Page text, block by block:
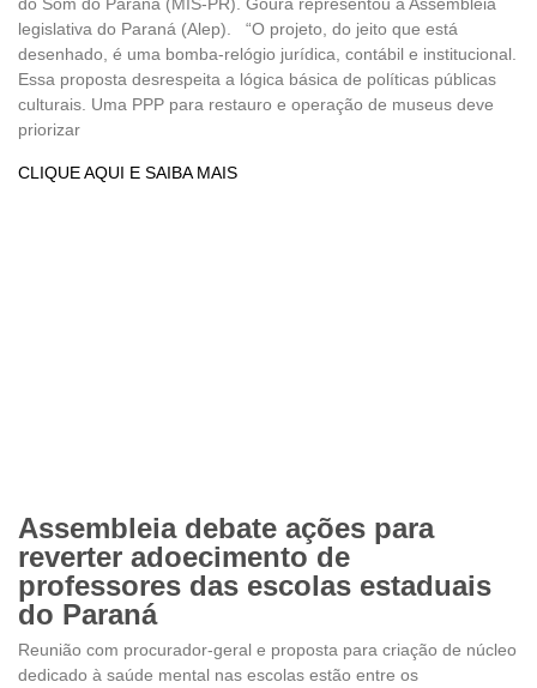
legislativa do Paraná (Alep). “O projeto, do jeito que está
desenhado, é uma bomba-relógio jurídica, contábil e institucional.
Essa proposta desrespeita a lógica básica de políticas públicas
culturais. Uma PPP para restauro e operação de museus deve
priorizar
CLIQUE AQUI E SAIBA MAIS
Assembleia debate ações para
reverter adoecimento de
professores das escolas estaduais
do Paraná
Reunião com procurador-geral e proposta para criação de núcleo
dedicado à saúde mental nas escolas estão entre os